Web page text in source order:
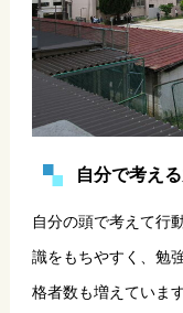
自分で考え
自分の頭で考えて行
識をもちやすく、勉
格者数も増えています